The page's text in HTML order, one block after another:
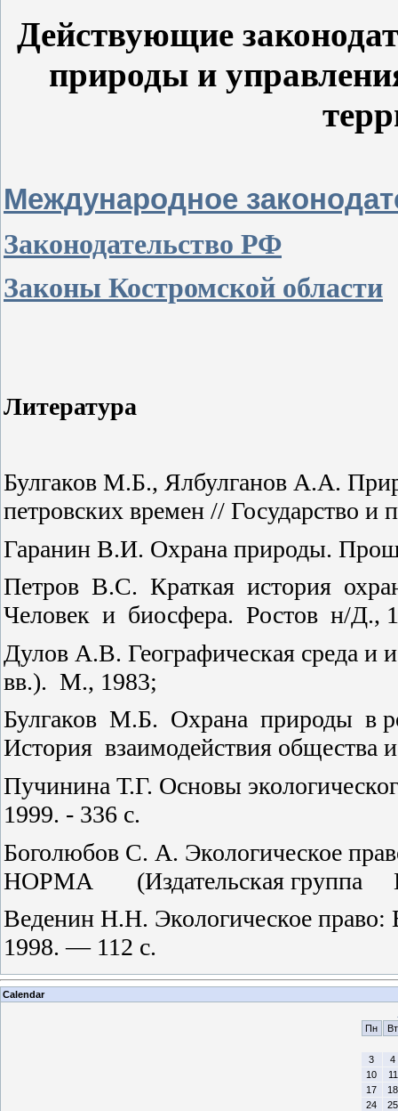
Действующие
природы и
Международное
Законодательство РФ
Законы Костромской области
Литература
Булгаков М.Б., Ялбулганов А.А.
петровских времен // Государство и
Гаранин В.И. Охрана природы.
Петров В.С. Краткая история
Человек и биосфера. Ростов н/Д.,
Дулов А.В. Географическая среда и
вв.). М., 1983;
Булгаков М.Б. Охрана природы в
История взаимодействия
Пучинина Т.Г. Основы
1999. - 336 с.
Боголюбов С. А. Экологическое
НОРМА
(Издательская группа
Веденин Н.Н. Экологическое
1998. — 112 с.
Calendar
Пн
Вт
3
4
10
11
17
18
24
25